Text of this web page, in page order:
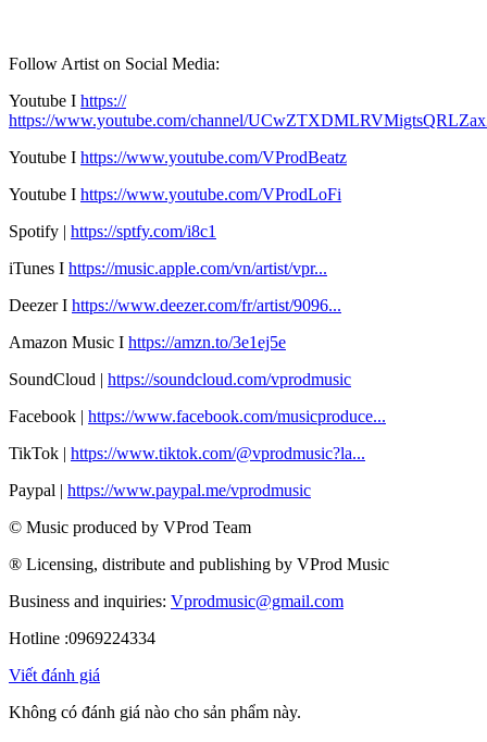
Follow Artist on Social Media:
Youtube I https://
https://www.youtube.com/channel/
Youtube I https://www.youtube.com/VProdBeatz
Youtube I https://www.youtube.com/VProdLoFi
Spotify | https://sptfy.com/i8c1
iTunes I https://music.apple.com/vn/artist/vpr...
Deezer I https://www.deezer.com/fr/artist/9096...
Amazon Music I https://amzn.to/3e1ej5e​
SoundCloud | https://soundcloud.com/vprodmusic
Facebook | https://www.facebook.com/musicproduce...
TikTok | https://www.tiktok.com/@vprodmusic?la...
Paypal | https://www.paypal.me/vprodmusic
© Music produced by VProd Team
® Licensing, distribute and publishing by VProd Music
Business and inquiries: Vprodmusic@gmail.com
Hotline :0969224334
Viết đánh giá
Không có đánh giá nào cho sản phẩm này.